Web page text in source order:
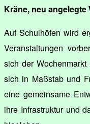
Kräne, neu angelegte
Auf Schulhöfen wird
Veranstaltungen
sich der
sich in Maßstab und
eine gemeinsame
ihre Infrastruktur und